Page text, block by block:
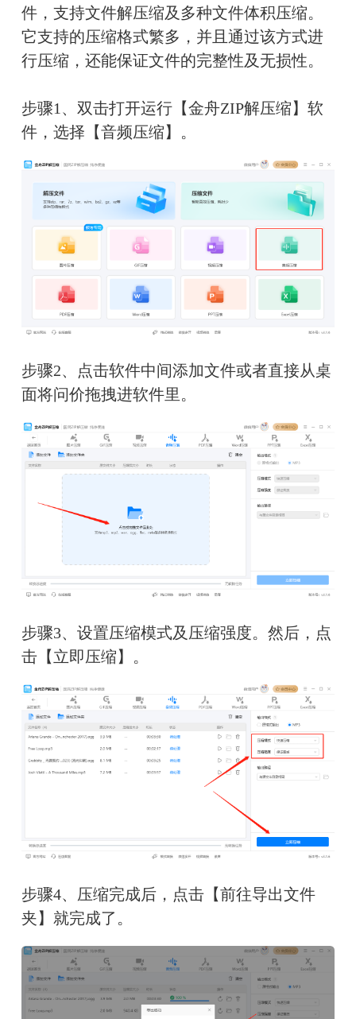
件，支持文件解压缩及多种文件体积压缩。
它支持的压缩格式繁多，并且通过该方式进
行压缩，还能保证文件的完整性及无损性。
步骤1、双击打开运行【金舟ZIP解压缩】软
件，选择【音频压缩】。
步骤2、点击软件中间添加文件或者直接从桌
面将问价拖拽进软件里。
步骤3、设置压缩模式及压缩强度。然后，点
击【立即压缩】。
步骤4、压缩完成后，点击【前往导出文件
夹】就完成了。